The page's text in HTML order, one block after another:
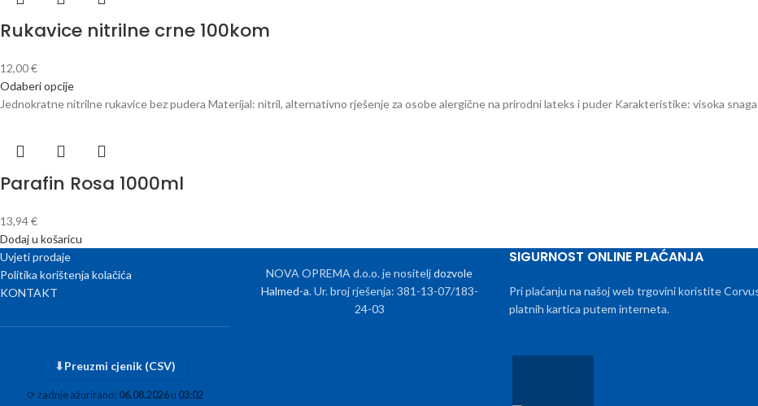
Rukavice nitrilne crne 100kom
12,00€
Odaberi opcije
Jednokratne nitrilne rukavice bez pudera Materijal: nitril, alternativno rješenje za osobe alergične na prirodni lateks i puder Karakteristike: visoka
Parafin Rosa 1000ml
13,94€
Dodaj u košaricu
Uvjeti prodaje
Politika korištenja kolačića
KONTAKT
⬇Preuzmi cjenik (CSV)
⟳zadnje ažurirano:06.08.2026u 03:02
NOVA OPREMA d.o.o. je nositeljdozvole
Halmed-a. Ur. broj rješenja: 381-13-07/183-
24-03
SIGURNOST ONLINE PLAĆANJA
Pri plaćanju na našoj web trgovini koristite
platnih kartica putem interneta.